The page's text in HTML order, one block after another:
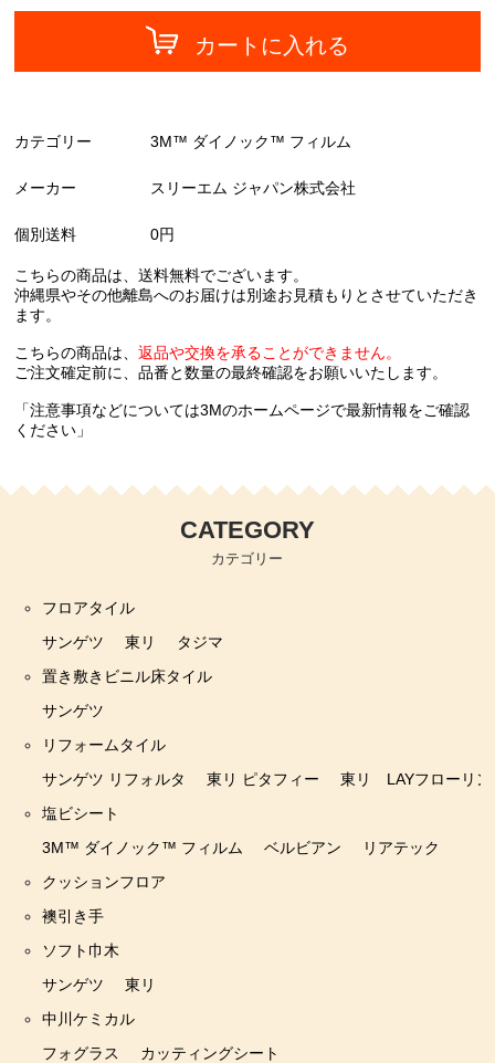
カートに入れる
カテゴリー 3M™ ダイノック™ フィルム
メーカー スリーエム ジャパン株式会社
個別送料 0円
こちらの商品は、送料無料でございます。
沖縄県やその他離島へのお届けは別途お見積もりとさせていただき
ます。
こちらの商品は、返品や交換を承ることができません。
ご注文確定前に、品番と数量の最終確認をお願いいたします。
「注意事項などについては3Mのホームページで最新情報をご確認
ください」
CATEGORY
カテゴリー
フロアタイル
サンゲツ
東リ
タジマ
置き敷きビニル床タイル
サンゲツ
リフォームタイル
サンゲツ リフォルタ
東リ ピタフィー
東リ LAYフローリン
塩ビシート
3M™ ダイノック™ フィルム
ベルビアン
リアテック
クッションフロア
襖引き手
ソフト巾木
サンゲツ
東リ
中川ケミカル
フォグラス
カッティングシート